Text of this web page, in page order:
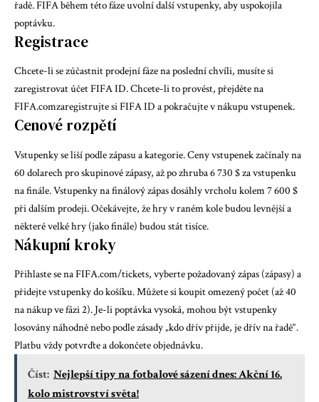
řadě. FIFA během této fáze uvolní další vstupenky, aby uspokojila
poptávku.
Registrace
Chcete-li se zúčastnit prodejní fáze na poslední chvíli, musíte si
zaregistrovat účet FIFA ID. Chcete-li to provést, přejděte na
FIFA.comzaregistrujte si FIFA ID a pokračujte v nákupu vstupenek.
Cenové rozpětí
Vstupenky se liší podle zápasu a kategorie. Ceny vstupenek začínaly na
60 dolarech pro skupinové zápasy, až po zhruba 6 730 $ za vstupenku
na finále. Vstupenky na finálový zápas dosáhly vrcholu kolem 7 600 $
při dalším prodeji. Očekávejte, že hry v raném kole budou levnější a
některé velké hry (jako finále) budou stát tisíce.
Nákupní kroky
Přihlaste se na FIFA.com/tickets, vyberte požadovaný zápas (zápasy) a
přidejte vstupenky do košíku. Můžete si koupit omezený počet (až 40
na nákup ve fázi 2). Je-li poptávka vysoká, mohou být vstupenky
losovány náhodně nebo podle zásady „kdo dřív přijde, je dřív na řadě“.
Platbu vždy potvrďte a dokončete objednávku.
Číst: Nejlepší tipy na fotbalové sázení dnes: Akční 16.
kolo mistrovství světa!